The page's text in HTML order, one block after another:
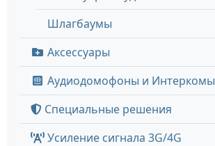
Шлагбаумы
Аксессуары
Аудиодомофоны и Интеркомы
Специальные решения
Усиление сигнала 3G/4G